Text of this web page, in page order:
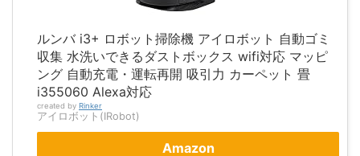
ルンバ i3+ ロボット掃除機 アイロボット 自動ゴミ
収集 水洗いできるダストボックス wifi対応 マッピ
ング 自動充電・運転再開 吸引力 カーペット 畳
i355060 Alexa対応
created by Rinker
アイロボット(IRobot)
Amazon